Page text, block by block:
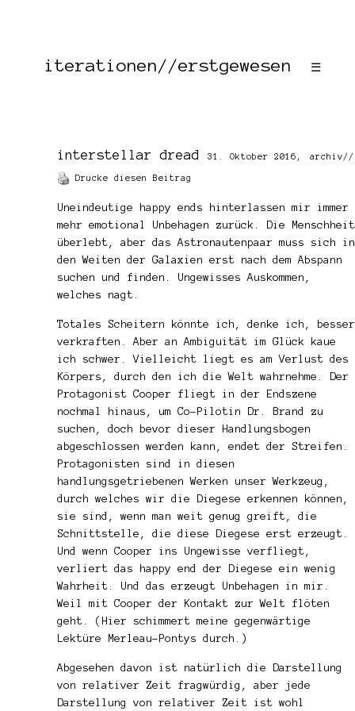
iterationen//erstgewesen ☰
interstellar dread 31. Oktober 2016, archiv//
Drucke diesen Beitrag
Uneindeutige happy ends hinterlassen mir immer
mehr emotional Unbehagen zurück. Die Menschheit
überlebt, aber das Astronautenpaar muss sich in
den Weiten der Galaxien erst nach dem Abspann
suchen und finden. Ungewisses Auskommen,
welches nagt.
Totales Scheitern könnte ich, denke ich, besser
verkraften. Aber an Ambiguität im Glück kaue
ich schwer. Vielleicht liegt es am Verlust des
Körpers, durch den ich die Welt wahrnehme. Der
Protagonist Cooper fliegt in der Endszene
nochmal hinaus, um Co-Pilotin Dr. Brand zu
suchen, doch bevor dieser Handlungsbogen
abgeschlossen werden kann, endet der Streifen.
Protagonisten sind in diesen
handlungsgetriebenen Werken unser Werkzeug,
durch welches wir die Diegese erkennen können,
sie sind, wenn man weit genug greift, die
Schnittstelle, die diese Diegese erst erzeugt.
Und wenn Cooper ins Ungewisse verfliegt,
verliert das happy end der Diegese ein wenig
Wahrheit. Und das erzeugt Unbehagen in mir.
Weil mit Cooper der Kontakt zur Welt flöten
geht. (Hier schimmert meine gegenwärtige
Lektüre Merleau-Pontys durch.)
Abgesehen davon ist natürlich die Darstellung
von relativer Zeit fragwürdig, aber jede
Darstellung von relativer Zeit ist wohl